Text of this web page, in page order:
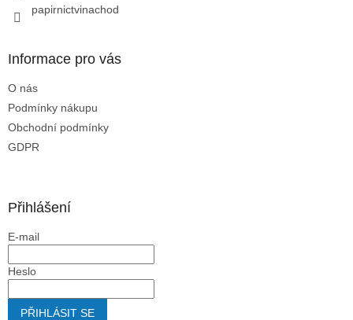
papirnictvinachod
Informace pro vás
O nás
Podmínky nákupu
Obchodní podmínky
GDPR
Přihlášení
E-mail
Heslo
PŘIHLÁSIT SE